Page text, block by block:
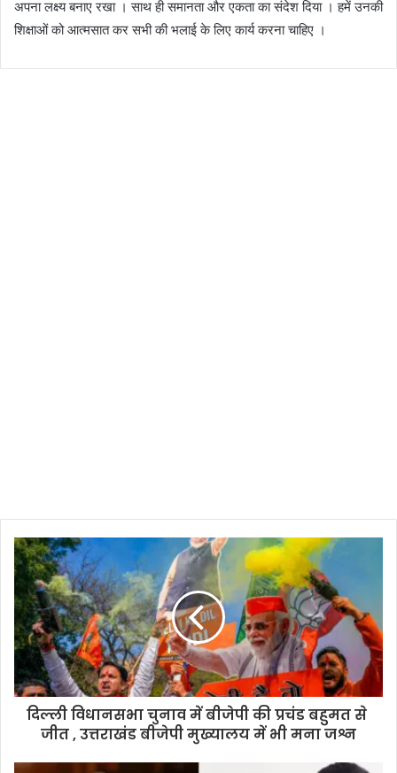
अपना लक्ष्य बनाए रखा । साथ ही समानता और एकता का संदेश दिया । हमें उनकी
शिक्षाओं को आत्मसात कर सभी की भलाई के लिए कार्य करना चाहिए ।
दिल्ली विधानसभा चुनाव में बीजेपी की प्रचंड बहुमत से
जीत , उत्तराखंड बीजेपी मुख्यालय में भी मना जश्न